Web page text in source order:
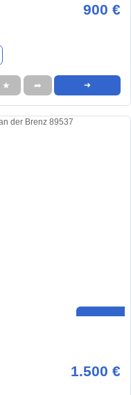
900 €
★ ➦ ➜
1.500 €